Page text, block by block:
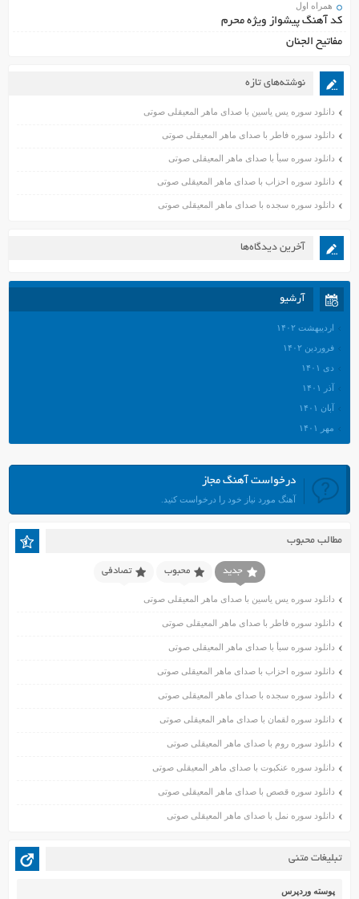
همراه اول
کد آهنگ پیشواز ویژه محرم
مفاتیح الجنان
نوشته‌های تازه
دانلود سوره یس یاسین با صدای ماهر المعیقلی صوتی
دانلود سوره فاطر با صدای ماهر المعیقلی صوتی
دانلود سوره سبأ با صدای ماهر المعیقلی صوتی
دانلود سوره احزاب با صدای ماهر المعیقلی صوتی
دانلود سوره سجده با صدای ماهر المعیقلی صوتی
آخرین دیدگاه‌ها
آرشیو
اردیبهشت ۱۴۰۲
فروردین ۱۴۰۲
دی ۱۴۰۱
آذر ۱۴۰۱
آبان ۱۴۰۱
مهر ۱۴۰۱
مرداد ۱۴۰۱
تیر ۱۴۰۱
فروردین ۱۴۰۱
آذر ۱۴۰۰
آبان ۱۴۰۰
اسفند ۱۳۹۹
آبان ۱۳۹۹
مهر ۱۳۹۹
مرداد ۱۳۹۹
فروردین ۱۳۹۸
درخواست آهنگ مجاز
آهنگ مورد نیاز خود را درخواست کنید.
مطالب محبوب
جدید محبوب تصادفی
دانلود سوره یس یاسین با صدای ماهر المعیقلی صوتی
دانلود سوره فاطر با صدای ماهر المعیقلی صوتی
دانلود سوره سبأ با صدای ماهر المعیقلی صوتی
دانلود سوره احزاب با صدای ماهر المعیقلی صوتی
دانلود سوره سجده با صدای ماهر المعیقلی صوتی
دانلود سوره لقمان با صدای ماهر المعیقلی صوتی
دانلود سوره روم با صدای ماهر المعیقلی صوتی
دانلود سوره عنکبوت با صدای ماهر المعیقلی صوتی
دانلود سوره قصص با صدای ماهر المعیقلی صوتی
دانلود سوره نمل با صدای ماهر المعیقلی صوتی
تبلیغات متنی
پوسته وردپرس